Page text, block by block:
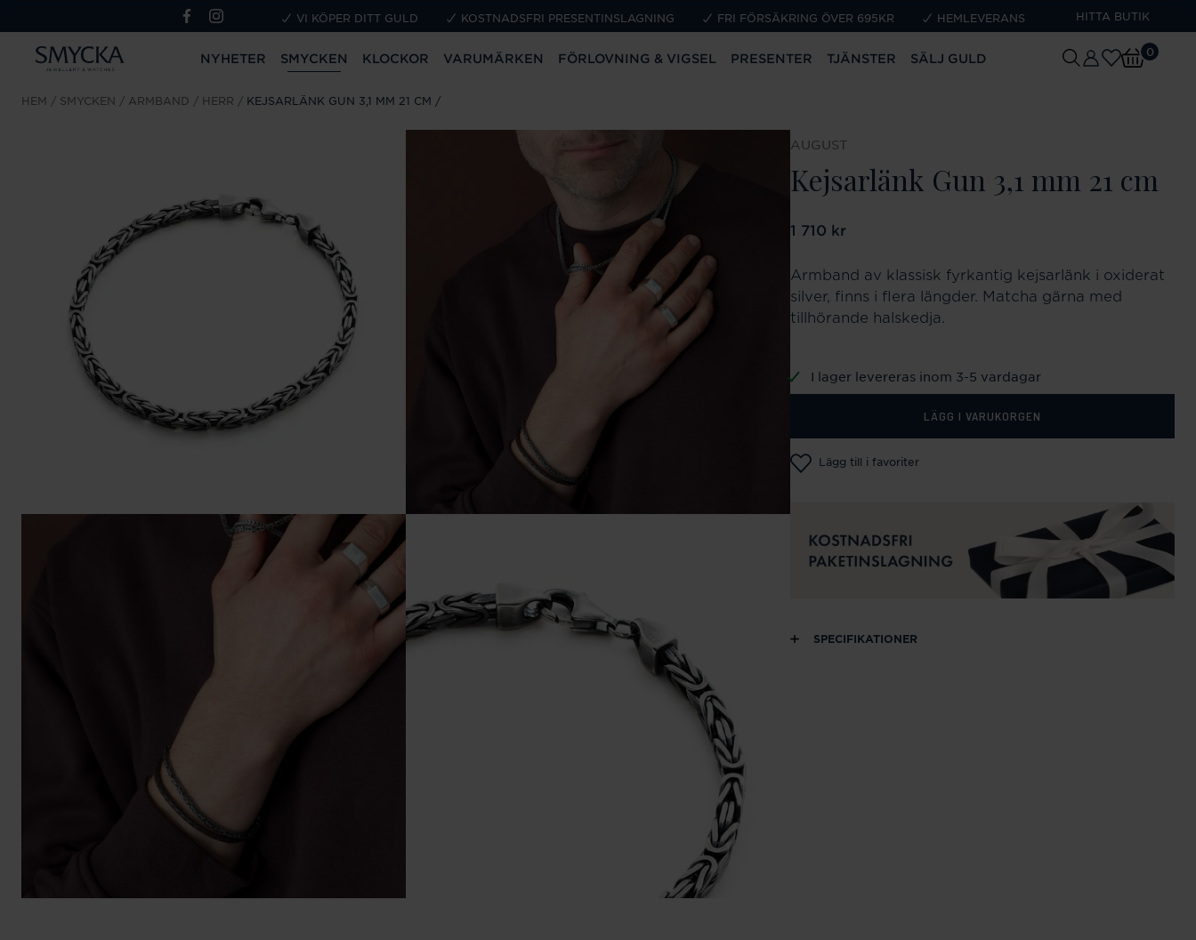
VI KÖPER DITT GULD KOSTNADSFRI PRESENTINSLAGNING FRI FÖRSÄKRING ÖVER 695KR HEMLEVERANS HITTA BUTIK
NYHETER SMYCKEN KLOCKOR VARUMÄRKEN FÖRLOVNING & VIGSEL PRESENTER TJÄNSTER SÄLJ GULD 0
HEM SMYCKEN ARMBAND HERR KEJSARLÄNK GUN 3,1 MM 21 CM
AUGUST
Kejsarlänk Gun 3,1 mm 21 cm
Pris: 1 710 kr
1 710 kr
Armband av klassisk fyrkantig kejsarlänk i oxiderat
silver, finns i flera längder. Matcha gärna med
tillhörande halskedja.
I lager levereras inom 3-5 vardagar
LÄGG I VARUKORGEN
Lägg till i favoriter
SPECIFIKATIONER